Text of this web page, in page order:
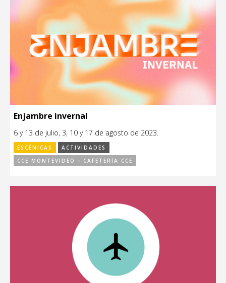
Enjambre invernal
6 y 13 de julio, 3, 10 y 17 de agosto de 2023.
ESCÉNICAS
ACTIVIDADES
CCE MONTEVIDEO - CAFETERÍA CCE